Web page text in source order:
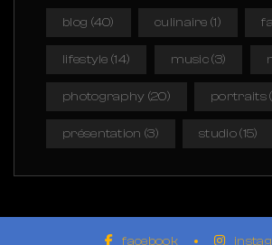
blog (40) culinaire (1)
lifestyle (14) music(3)
photography (20) portraits
présentation (3) studio(15)
facebook